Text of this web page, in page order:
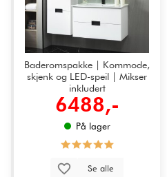
Baderomspakke | Kommode,
skjenk og LED-speil | Mikser
inkludert
6488,-
På lager
Se alle